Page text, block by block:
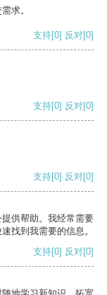
求。
支持[0] 反对[0]
支持[0] 反对[0]
支持[0] 反对[0]
供帮助。我经常需要
找到我需要的信息。
支持[0] 反对[0]